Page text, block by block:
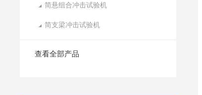
简悬组合冲击试验机
简支梁冲击试验机
查看全部产品